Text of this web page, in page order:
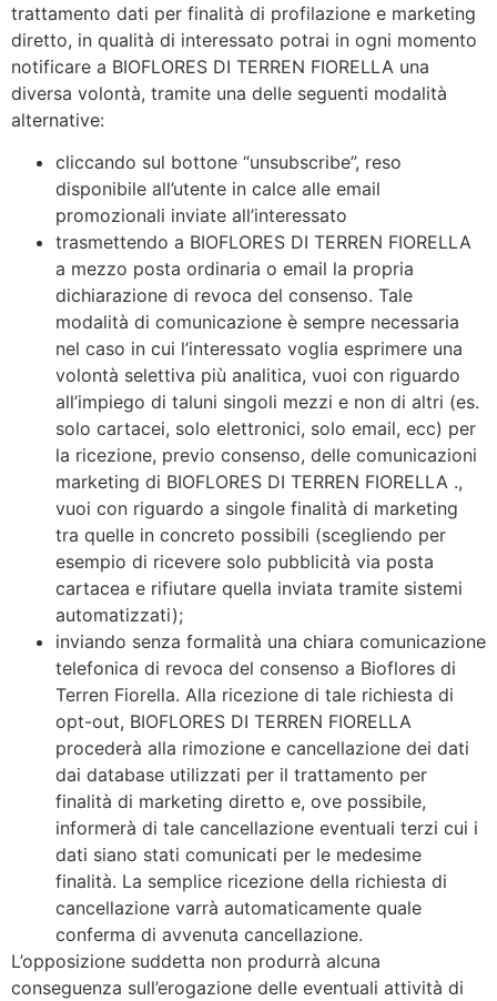
trattamento dati per finalità di profilazione e marketing
diretto, in qualità di interessato potrai in ogni momento
notificare a BIOFLORES DI TERREN FIORELLA una
diversa volontà, tramite una delle seguenti modalità
alternative:
cliccando sul bottone “unsubscribe”, reso
disponibile all’utente in calce alle email
promozionali inviate all’interessato
trasmettendo a BIOFLORES DI TERREN FIORELLA
a mezzo posta ordinaria o email la propria
dichiarazione di revoca del consenso. Tale
modalità di comunicazione è sempre necessaria
nel caso in cui l’interessato voglia esprimere una
volontà selettiva più analitica, vuoi con riguardo
all’impiego di taluni singoli mezzi e non di altri (es.
solo cartacei, solo elettronici, solo email, ecc) per
la ricezione, previo consenso, delle comunicazioni
marketing di BIOFLORES DI TERREN FIORELLA .,
vuoi con riguardo a singole finalità di marketing
tra quelle in concreto possibili (scegliendo per
esempio di ricevere solo pubblicità via posta
cartacea e rifiutare quella inviata tramite sistemi
automatizzati);
inviando senza formalità una chiara comunicazione
telefonica di revoca del consenso a Bioflores di
Terren Fiorella. Alla ricezione di tale richiesta di
opt-out, BIOFLORES DI TERREN FIORELLA
procederà alla rimozione e cancellazione dei dati
dai database utilizzati per il trattamento per
finalità di marketing diretto e, ove possibile,
informerà di tale cancellazione eventuali terzi cui i
dati siano stati comunicati per le medesime
finalità. La semplice ricezione della richiesta di
cancellazione varrà automaticamente quale
conferma di avvenuta cancellazione.
L’opposizione suddetta non produrrà alcuna
conseguenza sull’erogazione delle eventuali attività di